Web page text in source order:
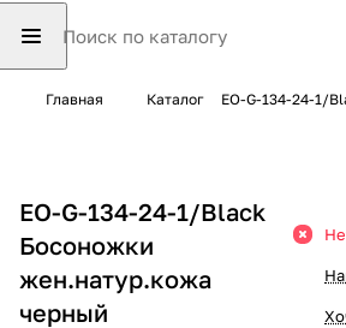
Главная Каталог EO-G-134-24-1/
EO-G-134-24-1/Black
Босоножки
жен.натур.кожа
черный